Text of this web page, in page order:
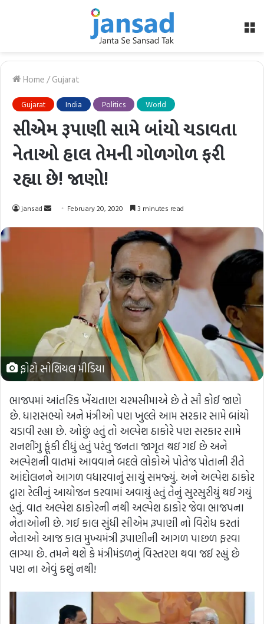
Home/Gujarat
Gujarat India Politics World
સીએમ રૂપાણી સામે બાંયો ચડાવતા
નેતાઓ હાલ તેમની ગોળગોળ ફરી
રહ્યા છે! જાણો!
jansad
Send February 20, 2020 3 minutes read
ફોટો સોશિયલ મીડિયા
ભાજપમાં આંતરિક ખેંચતાણ ચરમસીમાએ છે તે સૌ કોઈ જાણે
છે. ધારાસભ્યો અને મંત્રીઓ પણ ખુલ્લે આમ સરકાર સામે બાંયો
ચડાવી રહ્યા છે. ઓછું હતું તો અલ્પેશ ઠાકોરે પણ સરકાર સામે
રાનશીંગુ ફૂંકી દીધું હતું પરંતુ જનતા જાગૃત થઇ ગઈ છે અને
અલ્પેશની વાતમાં આવવાને બદલે લોકોએ પોતેજ પોતાની રીતે
આંદોલનને આગળ વધારવાનું સાચું સમજ્યું. અને અલ્પેશ ઠાકોર
દ્વારા રેલીનું આયોજન કરવામાં અવાયું હતું તેનું સુરસુરીયું થઈ ગયું
હતું. વાત અલ્પેશ ઠાકોરની નથી અલ્પેશ ઠાકોર જેવા ભાજપના
નેતાઓની છે. ગઈ કાલ સુંધી સીએમ રૂપાણી નો વિરોધ કરતાં
નેતાઓ આજ કાલ મુખ્યમંત્રી રૂપાણીની આગળ પાછળ ફરવા
લાગ્યા છે. તમને થશે કે મંત્રીમંડળનું વિસ્તરણ થવા જઈ રહ્યું છે
પણ ના એવું કશું નથી!